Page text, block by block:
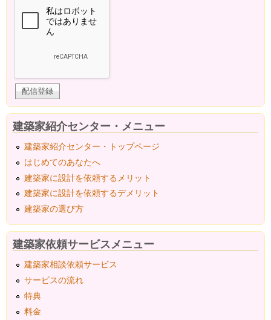
建築家紹介センター・メニュー
建築家紹介センター・トップページ
はじめてのあなたへ
建築家に設計を依頼するメリット
建築家に設計を依頼するデメリット
建築家の選び方
建築家依頼サービスメニュー
建築家相談依頼サービス
サービスの流れ
特典
料金